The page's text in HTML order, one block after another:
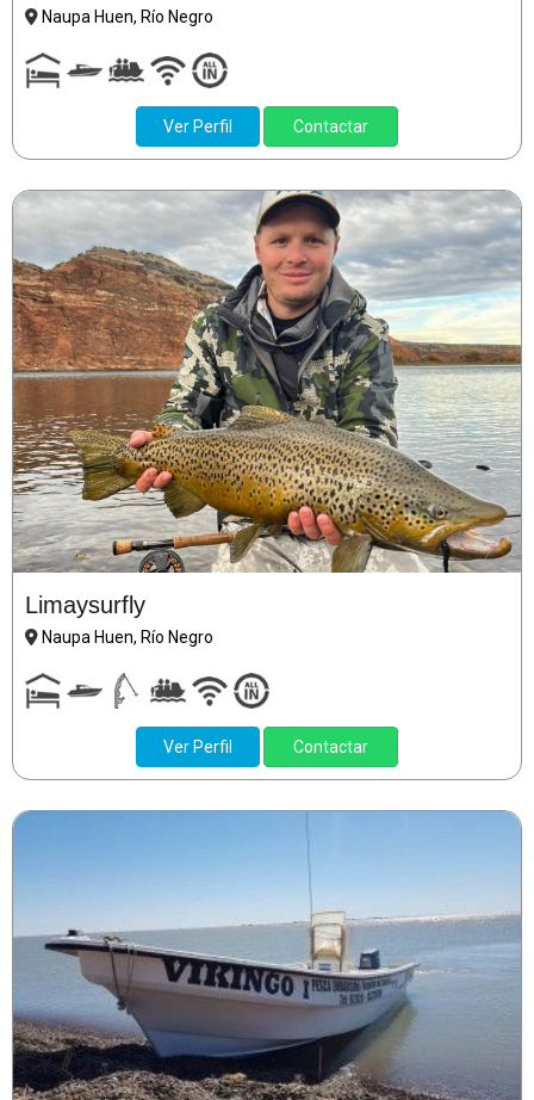
Naupa Huen, Río Negro
Ver Perfil Contactar
Limaysurfly
Naupa Huen, Río Negro
Ver Perfil Contactar